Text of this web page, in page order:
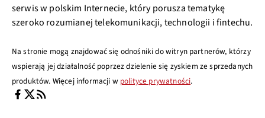
serwis w polskim Internecie, który porusza tematykę
szeroko rozumianej telekomunikacji, technologii i fintechu.
Na stronie mogą znajdować się odnośniki do witryn partnerów, którzy
wspierają jej działalność poprzez dzielenie się zyskiem ze sprzedanych
produktów. Więcej informacji w polityce prywatności.